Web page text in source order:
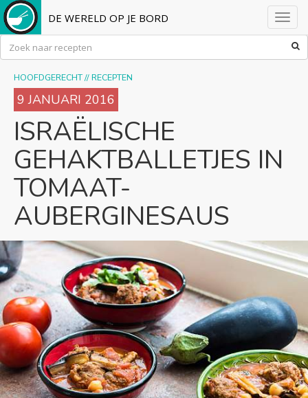
DE WERELD OP JE BORD
HOOFDGERECHT//RECEPTEN
9 JANUARI 2016
ISRAËLISCHE
GEHAKTBALLETJES IN
TOMAAT-
AUBERGINESAUS